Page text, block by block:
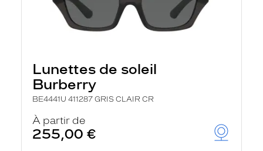
Lunettes de soleil
Burberry
BE4441U 411287 GRIS CLAIR CR
À partir de
255,00 €